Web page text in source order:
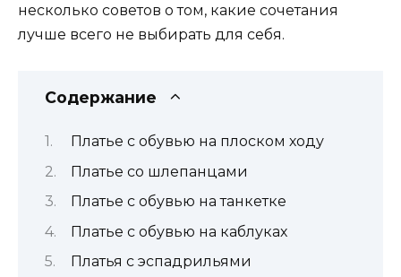
несколько советов о том, какие сочетания
лучше всего не выбирать для себя.
Содержание
Платье с обувью на плоском ходу
Платье со шлепанцами
Платье с обувью на танкетке
Платье с обувью на каблуках
Платья с эспадрильями